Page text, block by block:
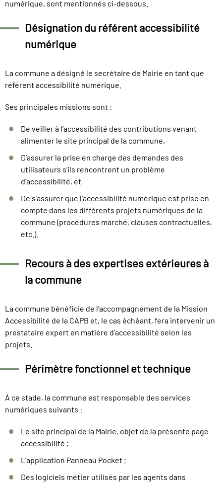
numérique, sont mentionnés ci-dessous.
Désignation du référent accessibilité
numérique
La commune a désigné le secrétaire de Mairie en tant que
référent accessibilité numérique.
Ses principales missions sont :
De veiller à l’accessibilité des contributions venant
alimenter le site principal de la commune,
D’assurer la prise en charge des demandes des
utilisateurs s’ils rencontrent un problème
d’accessibilité, et
De s’assurer que l’accessibilité numérique est prise en
compte dans les différents projets numériques de la
commune (procédures marché, clauses contractuelles,
etc.).
Recours à des expertises extérieures à
la commune
La commune bénéficie de l’accompagnement de la Mission
Accessibilité de la CAPB et, le cas échéant, fera intervenir un
prestataire expert en matière d’accessibilité selon les
projets.
Périmètre fonctionnel et technique
À ce stade, la commune est responsable des services
numériques suivants :
Le site principal de la Mairie, objet de la présente page
accessibilité ;
L’application Panneau Pocket ;
Des logiciels métier utilisés par les agents dans